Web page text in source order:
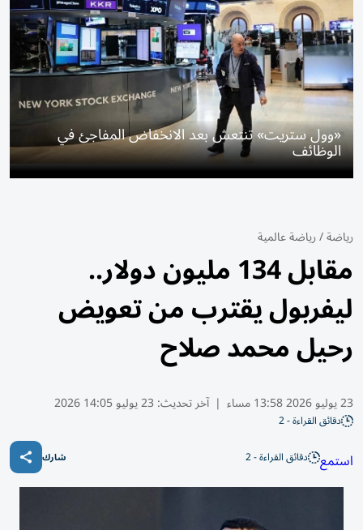
«وول ستريت» تنتعش بعد الانخفاض المفاجئ في
الوظائف
رياضة/رياضة عالمية
مقابل 134 مليون دولار..
ليفربول يقترب من تعويض
رحيل محمد صلاح
23 يوليو 2026 13:58 مساء | آخر تحديث: 23 يوليو 14:05 2026
دقائق القراءة - 2
استمع دقائق القراءة - 2 شارك